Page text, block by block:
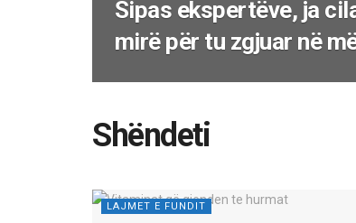
Sipas ekspertëve, ja
mirë për tu zgjuar në
Shëndeti
LAJMET E FUNDIT